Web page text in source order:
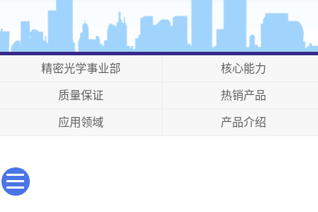
精密光学事业部 核心能力
质量保证 热销产品
应用领域 产品介绍